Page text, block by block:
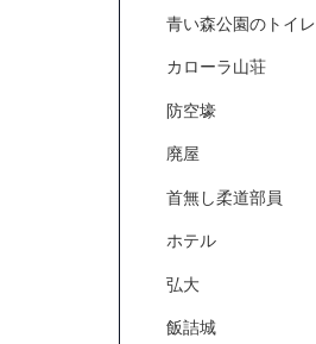
青い森公園のトイレ
カローラ山荘
防空壕
廃屋
首無し柔道部員
ホテル
弘大
飯詰城